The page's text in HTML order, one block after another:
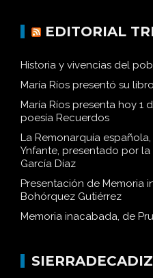
EDITORIAL
Historia y vivencias del
María Ríos presentó su
María Ríos presenta hoy 1
poesía Recuerdos
La Remonarquía
Ynfante, presentado por
García Díaz
Presentación de Memoria
Bohórquez Gutiérrez
Memoria inacabada, de